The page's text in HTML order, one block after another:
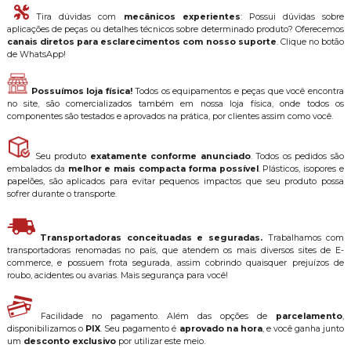
Tira dúvidas com mecânicos experientes: Possui dúvidas sobre
aplicações de peças ou detalhes técnicos sobre determinado produto? Oferecemos
canais diretos para esclarecimentos com nosso suporte. Clique no botão
de WhatsApp!
Possuímos loja física!Todos os equipamentos e peças que você encontra
no site, são comercializados também em nossa loja física, onde todos os
componentes são testados e aprovados na prática, por clientes assim como você.
Seu produto exatamente conforme anunciado. Todos os pedidos são
embalados da melhor e mais compacta forma possível. Plásticos, isopores e
papelões, são aplicados para evitar pequenos impactos que seu produto possa
sofrer durante o transporte.
Transportadoras conceituadas e seguradas. Trabalhamos com
transportadoras renomadas no país, que atendem os mais diversos sites de E-
commerce, e possuem frota segurada, assim cobrindo quaisquer prejuízos de
roubo, acidentes ou avarias. Mais segurança para você!
Facilidade no pagamento. Além das opções de parcelamento,
disponibilizamos o PIX. Seu pagamento é aprovado na hora, e você ganha junto
um desconto exclusivopor utilizar este meio.